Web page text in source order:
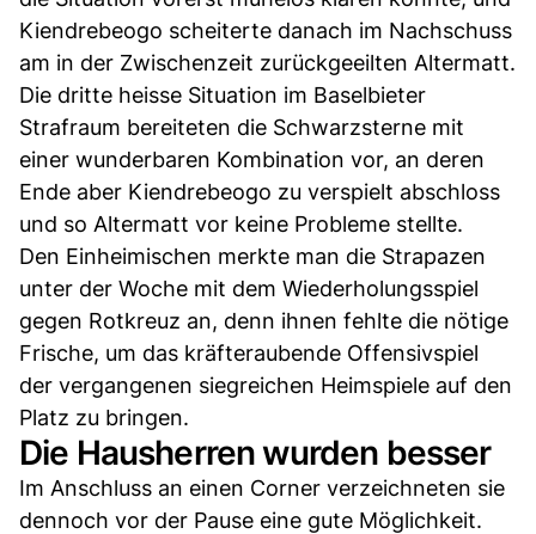
Kiendrebeogo scheiterte danach im Nachschuss
am in der Zwischenzeit zurückgeeilten Altermatt.
Die dritte heisse Situation im Baselbieter
Strafraum bereiteten die Schwarzsterne mit
einer wunderbaren Kombination vor, an deren
Ende aber Kiendrebeogo zu verspielt abschloss
und so Altermatt vor keine Probleme stellte.
Den Einheimischen merkte man die Strapazen
unter der Woche mit dem Wiederholungsspiel
gegen Rotkreuz an, denn ihnen fehlte die nötige
Frische, um das kräfteraubende Offensivspiel
der vergangenen siegreichen Heimspiele auf den
Platz zu bringen.
Die Hausherren wurden besser
Im Anschluss an einen Corner verzeichneten sie
dennoch vor der Pause eine gute Möglichkeit.